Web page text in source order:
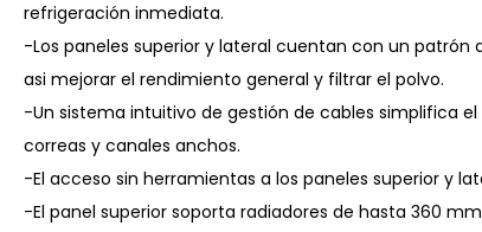
refrigeración inmediata.
-Los paneles superior y lateral cuentan con un
asi mejorar el rendimiento general y filtrar el polvo.
-Un sistema intuitivo de gestión de cables simplifica
correas y canales anchos.
-El acceso sin herramientas a los paneles superior y
-El panel superior soporta radiadores de hasta 360